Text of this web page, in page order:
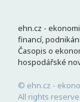
ehn.cz -
financí,
Časopis o
hospodářské
© ehn.cz -
All rights